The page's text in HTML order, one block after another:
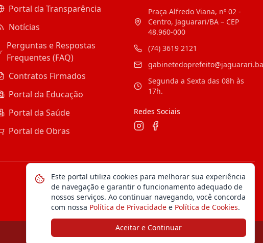
Portal da Transparência
Notícias
Perguntas e Respostas
Frequentes (FAQ)
Contratos Firmados
Portal da Educação
Portal da Saúde
Portal de Obras
Praça Alfredo Viana, nº 02 -
Centro, Jaguarari/BA – CEP
48.960-000
(74) 3619 2121
Segunda a Sexta das 08h às
17h.
Redes Sociais
Mapa do Site Notícias Transparência
Este portal utiliza cookies para melhorar sua experiência
de navegação e garantir o funcionamento adequado de
nossos serviços. Ao continuar navegando, você concorda
com nossa Política de Privacidade e Política de Cookies.
Aceitar e Continuar